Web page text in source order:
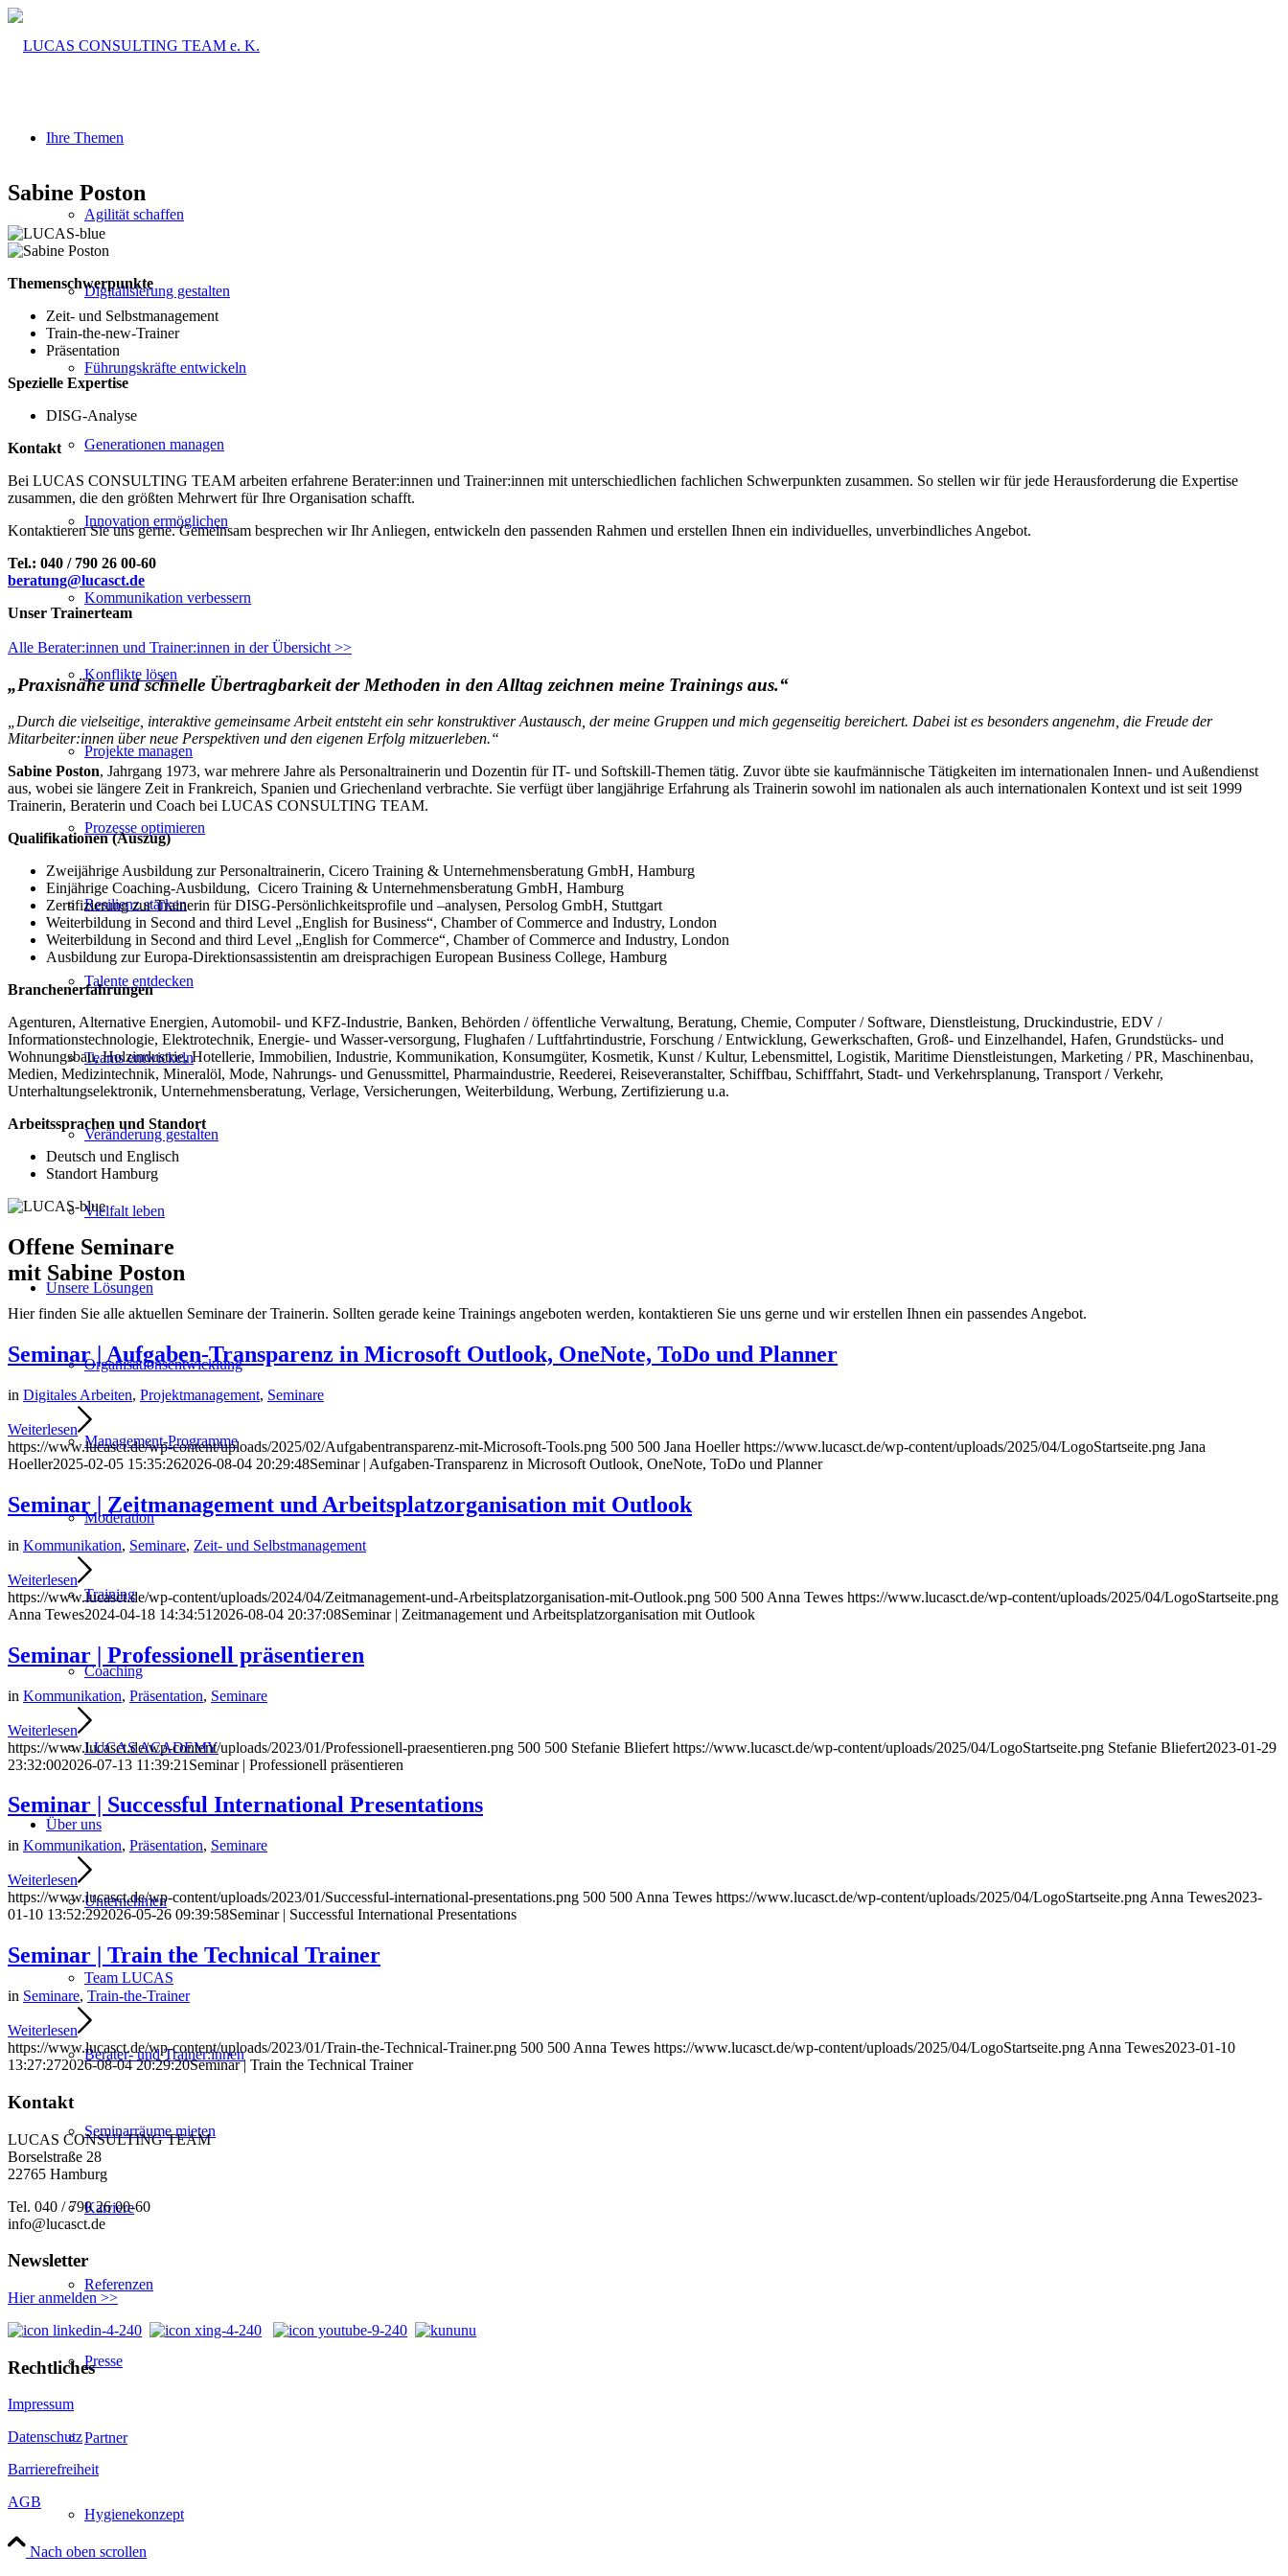
Ihre Themen
Agilität schaffen
Digitalisierung gestalten
Führungskräfte entwickeln
Generationen managen
Innovation ermöglichen
Kommunikation verbessern
Konflikte lösen
Projekte managen
Prozesse optimieren
Resilienz stärken
Talente entdecken
Teams entwickeln
Veränderung gestalten
Vielfalt leben
Unsere Lösungen
Organisationsentwicklung
Management-Programme
Moderation
Training
Coaching
LUCAS ACADEMY
Über uns
Unternehmen
Team LUCAS
Berater- und Trainer:innen
Seminarräume mieten
Karriere
Referenzen
Presse
Partner
Hygienekonzept
Sabine Poston
Themenschwerpunkte
Zeit- und Selbstmanagement
Train-the-new-Trainer
Präsentation
Spezielle Expertise
DISG-Analyse
Kontakt
Bei LUCAS CONSULTING TEAM arbeiten erfahrene Berater:innen und Trainer:innen mit unterschiedlichen fachlichen Schwerpunkten zusammen. So stellen wir für jede Herausforderung die Expertise
zusammen, die den größten Mehrwert für Ihre Organisation schafft.
Kontaktieren Sie uns gerne. Gemeinsam besprechen wir Ihr Anliegen, entwickeln den passenden Rahmen und erstellen Ihnen ein individuelles, unverbindliches Angebot.
Tel.: 040 / 790 26 00-60
beratung@lucasct.de
Unser Trainerteam
Alle Berater:innen und Trainer:innen in der Übersicht >>
„Praxisnähe und schnelle Übertragbarkeit der Methoden in den Alltag zeichnen meine Trainings aus.“
Durch die vielseitige, interaktive gemeinsame Arbeit entsteht ein sehr konstruktiver Austausch, der meine Gruppen und mich gegenseitig bereichert. Dabei ist es besonders angenehm, die Freude der
Mitarbeiter:innen über neue Perspektiven und den eigenen Erfolg mitzuerleben.“
Sabine Poston, Jahrgang 1973, war mehrere Jahre als Personaltrainerin und Dozentin für IT- und Softskill-Themen tätig. Zuvor übte sie kaufmännische Tätigkeiten im internationalen Innen- und Außendienst
aus, wobei sie längere Zeit in Frankreich, Spanien und Griechenland verbrachte. Sie verfügt über langjährige Erfahrung als Trainerin sowohl im nationalen als auch internationalen Kontext und ist seit 1999
Trainerin, Beraterin und Coach bei LUCAS CONSULTING TEAM.
Qualifikationen (Auszug)
Zweijährige Ausbildung zur Personaltrainerin, Cicero Training & Unternehmensberatung GmbH, Hamburg
Einjährige Coaching-Ausbildung, Cicero Training & Unternehmensberatung GmbH, Hamburg
Zertifizierung zur Trainerin für DISG-Persönlichkeitsprofile und –analysen, Persolog GmbH, Stuttgart
Weiterbildung in Second and third Level „English for Business“, Chamber of Commerce and Industry, London
Weiterbildung in Second and third Level „English for Commerce“, Chamber of Commerce and Industry, London
Ausbildung zur Europa-Direktionsassistentin am dreisprachigen European Business College, Hamburg
Branchenerfahrungen
Agenturen, Alternative Energien, Automobil- und KFZ-Industrie, Banken, Behörden / öffentliche Verwaltung, Beratung, Chemie, Computer / Software, Dienstleistung, Druckindustrie, EDV /
Informationstechnologie, Elektrotechnik, Energie- und Wasser-versorgung, Flughafen / Luftfahrtindustrie, Forschung / Entwicklung, Gewerkschaften, Groß- und Einzelhandel, Hafen, Grundstücks- und
Wohnungsbau, Holzindustrie, Hotellerie, Immobilien, Industrie, Kommunikation, Konsumgüter, Kosmetik, Kunst / Kultur, Lebensmittel, Logistik, Maritime Dienstleistungen, Marketing / PR, Maschinenbau,
Medien, Medizintechnik, Mineralöl, Mode, Nahrungs- und Genussmittel, Pharmaindustrie, Reederei, Reiseveranstalter, Schiffbau, Schifffahrt, Stadt- und Verkehrsplanung, Transport / Verkehr,
Unterhaltungselektronik, Unternehmensberatung, Verlage, Versicherungen, Weiterbildung, Werbung, Zertifizierung u.a.
Arbeitssprachen und Standort
Deutsch und Englisch
Standort Hamburg
Offene Seminare
mit Sabine Poston
Hier finden Sie alle aktuellen Seminare der Trainerin. Sollten gerade keine Trainings angeboten werden, kontaktieren Sie uns gerne und wir erstellen Ihnen ein passendes Angebot.
Seminar | Aufgaben-Transparenz in Microsoft Outlook, OneNote, ToDo und Planner
in Digitales Arbeiten, Projektmanagement, Seminare
Weiterlesen
https://www.lucasct.de/wp-content/uploads/2025/02/Aufgabentransparenz-mit-Microsoft-Tools.png 500 500 Jana Hoeller https://www.lucasct.de/wp-content/uploads/2025/04/LogoStartseite.png Jana
Hoeller2025-02-05 15:35:262026-08-04 20:29:48Seminar | Aufgaben-Transparenz in Microsoft Outlook, OneNote, ToDo und Planner
Seminar | Zeitmanagement und Arbeitsplatzorganisation mit Outlook
in Kommunikation, Seminare, Zeit- und Selbstmanagement
Weiterlesen
https://www.lucasct.de/wp-content/uploads/2024/04/Zeitmanagement-und-Arbeitsplatzorganisation-mit-Outlook.png 500 500 Anna Tewes https://www.lucasct.de/wp-content/uploads/2025/04/LogoStartseite.png
Anna Tewes2024-04-18 14:34:51 2026-08-04 20:37:08Seminar | Zeitmanagement und Arbeitsplatzorganisation mit Outlook
Seminar | Professionell präsentieren
in Kommunikation, Präsentation, Seminare
Weiterlesen
https://www.lucasct.de/wp-content/uploads/2023/01/Professionell-praesentieren.png 500 500 Stefanie Bliefert https://www.lucasct.de/wp-content/uploads/2025/04/LogoStartseite.png Stefanie Bliefert2023-01-29
23:32:002026-07-13 11:39:21 Seminar | Professionell präsentieren
Seminar | Successful International Presentations
in Kommunikation, Präsentation, Seminare
Weiterlesen
https://www.lucasct.de/wp-content/uploads/2023/01/Successful-international-presentations.png 500 500 Anna Tewes https://www.lucasct.de/wp-content/uploads/2025/04/LogoStartseite.png Anna Tewes2023-
01-10 13:52:292026-05-26 09:39:58Seminar | Successful International Presentations
Seminar | Train the Technical Trainer
in Seminare, Train-the-Trainer
Weiterlesen
https://www.lucasct.de/wp-content/uploads/2023/01/Train-the-Technical-Trainer.png 500 500 Anna Tewes https://www.lucasct.de/wp-content/uploads/2025/04/LogoStartseite.png Anna Tewes2023-01-10
13:27:272026-08-04 20:29:20Seminar | Train the Technical Trainer
Kontakt
LUCAS CONSULTING TEAM
Borselstraße 28
22765 Hamburg
Tel. 040 / 790 26 00-60
info@lucasct.de
Newsletter
Hier anmelden >>
Rechtliches
Impressum
Datenschutz
Barrierefreiheit
AGB
Nach oben scrollen